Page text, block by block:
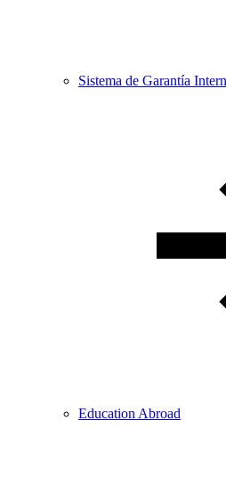
Sistema de Garantía
Education Abroad